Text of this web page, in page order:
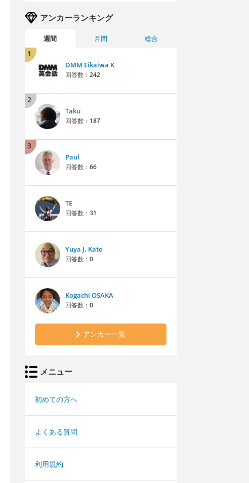
アンカーランキング
週間 月間 総合
1
DMM Eikaiwa K
回答数： 242
2
Taku
回答数： 187
3
Paul
回答数： 66
TE
回答数： 31
Yuya J. Kato
回答数： 0
Kogachi OSAKA
回答数： 0
アンカー一覧
メニュー
初めての方へ
よくある質問
利用規約